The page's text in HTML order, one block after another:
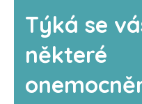
Týká se
některé